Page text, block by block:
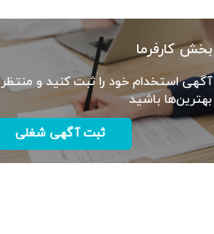
بخش کارفرما
آگهی استخدام خود را ثبت کنید و منتظر
بهترین‌ها باشید
ثبت آگهی شغلی